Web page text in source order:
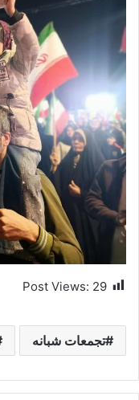
Post Views: 29
تجمعات شبانه